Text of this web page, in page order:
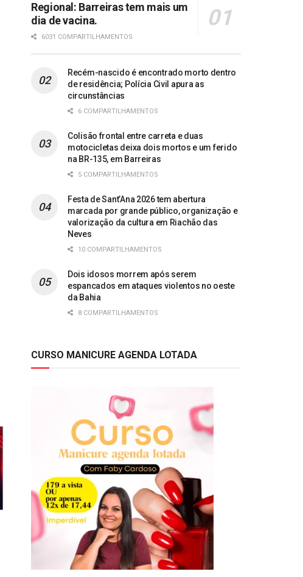
Regional: Barreiras tem mais um
dia de vacina.
6031 COMPARTILHAMENTOS
Recém-nascido é encontrado morto dentro
de residência; Polícia Civil apura as
circunstâncias
6 COMPARTILHAMENTOS
Colisão frontal entre carreta e duas
motocicletas deixa dois mortos e um ferido
na BR-135, em Barreiras
5 COMPARTILHAMENTOS
Festa de Sant’Ana 2026 tem abertura
marcada por grande público, organização e
valorização da cultura em Riachão das
Neves
10 COMPARTILHAMENTOS
Dois idosos morrem após serem
espancados em ataques violentos no oeste
da Bahia
8 COMPARTILHAMENTOS
CURSO MANICURE AGENDA LOTADA